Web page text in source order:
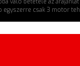
egyszerre csak 3 motor